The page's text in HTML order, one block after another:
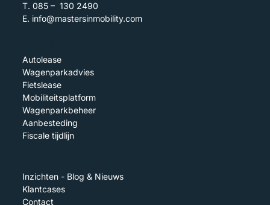
T. 085 – 130 2490
E. info@mastersinmobility.com
Autolease
Wagenparkadvies
Fietslease
Mobiliteitsplatform
Wagenparkbeheer
Aanbesteding
Fiscale tijdlijn
Inzichten - Blog & Nieuws
Klantcases
Contact